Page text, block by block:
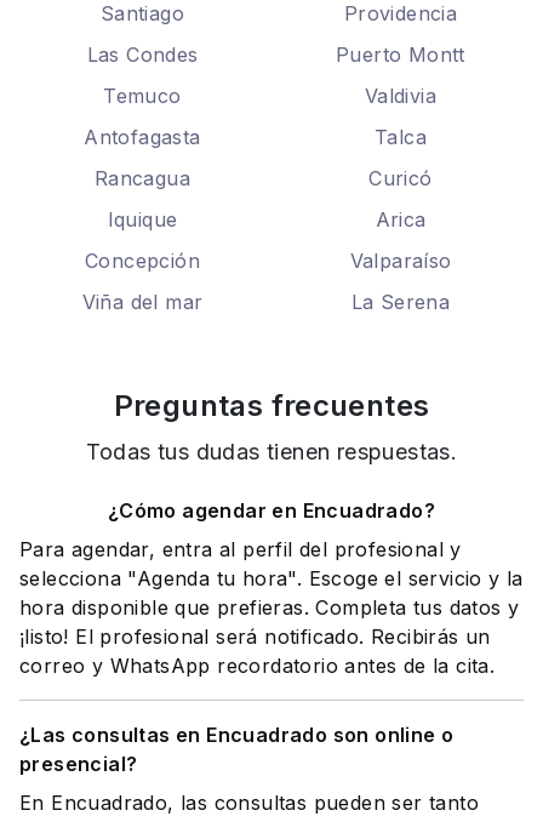
Santiago
Providencia
Las Condes
Puerto Montt
Temuco
Valdivia
Antofagasta
Talca
Rancagua
Curicó
Iquique
Arica
Concepción
Valparaíso
Viña del mar
La Serena
Preguntas frecuentes
Todas tus dudas tienen respuestas.
¿Cómo agendar en Encuadrado?
Para agendar, entra al perfil del profesional y
selecciona "Agenda tu hora". Escoge el servicio y la
hora disponible que prefieras. Completa tus datos y
¡listo! El profesional será notificado. Recibirás un
correo y WhatsApp recordatorio antes de la cita.
¿Las consultas en Encuadrado son online o
presencial?
En Encuadrado, las consultas pueden ser tanto